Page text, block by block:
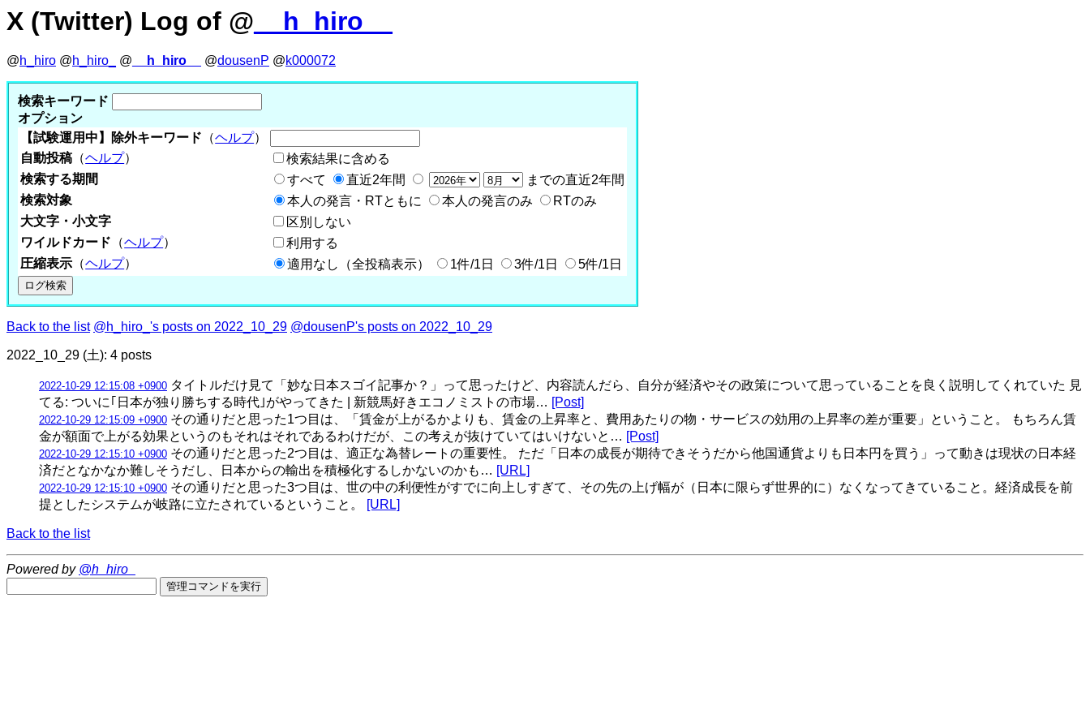
X (Twitter) Log of @ __h_hiro__
@h_hiro @h_hiro_ @ __h_hiro__ @dousenP @k000072
検索キーワード
オプション
【試験運用中】除外キーワード （ヘルプ）
自動投稿 （ヘルプ）
検索結果に含める
検索する期間
すべて 直近2年間
までの直近2年間
検索対象
本人の発言・RTともに 本人の発言のみ
RTのみ
大文字・小文字
区別しない
ワイルドカード （ヘルプ）
利用する
圧縮表示 （ヘルプ） 適用なし（全投稿表示） 1件/1日 3件/1日 5件/1日
Back to the list @h_hiro_'s posts on 2022_10_29 @dousenP's posts on 2022_10_29
2022_10_29 (土): 4 posts
2022-10-29 12:15:08 +0900 タイトルだけ見て「妙な日本スゴイ記事か？」って思ったけど、内容読んだら、自分が経済やその政策について思っていることを良く説明してくれていた 見
てる: ついに｢日本が独り勝ちする時代｣がやってきた | 新競馬好きエコノミストの市場… [Post]
2022-10-29 12:15:09 +0900 その通りだと思った1つ目は、「賃金が上がるかよりも、賃金の上昇率と、費用あたりの物・サービスの効用の上昇率の差が重要」ということ。 もちろん賃
金が額面で上がる効果というのもそれはそれであるわけだが、この考えが抜けていてはいけないと… [Post]
2022-10-29 12:15:10 +0900 その通りだと思った2つ目は、適正な為替レートの重要性。 ただ「日本の成長が期待できそうだから他国通貨よりも日本円を買う」って動きは現状の日本経
済だとなかなか難しそうだし、日本からの輸出を積極化するしかないのかも… [URL]
2022-10-29 12:15:10 +0900 その通りだと思った3つ目は、世の中の利便性がすでに向上しすぎて、その先の上げ幅が（日本に限らず世界的に）なくなってきていること。経済成長を前
提としたシステムが岐路に立たされているということ。
[URL]
Back to the list
Powered by @h_hiro_